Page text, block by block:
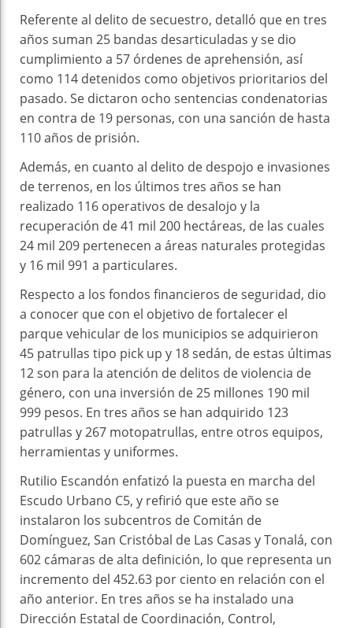
Referente al delito de secuestro, detalló que en tres
años suman 25 bandas desarticuladas y se dio
cumplimiento a 57 órdenes de aprehensión, así
como 114 detenidos como objetivos prioritarios del
pasado. Se dictaron ocho sentencias condenatorias
en contra de 19 personas, con una sanción de hasta
110 años de prisión.
Además, en cuanto al delito de despojo e invasiones
de terrenos, en los últimos tres años se han
realizado 116 operativos de desalojo y la
recuperación de 41 mil 200 hectáreas, de las cuales
24 mil 209 pertenecen a áreas naturales protegidas
y 16 mil 991 a particulares.
Respecto a los fondos financieros de seguridad, dio
a conocer que con el objetivo de fortalecer el
parque vehicular de los municipios se adquirieron
45 patrullas tipo pick up y 18 sedán, de estas últimas
12 son para la atención de delitos de violencia de
género, con una inversión de 25 millones 190 mil
999 pesos. En tres años se han adquirido 123
patrullas y 267 motopatrullas, entre otros equipos,
herramientas y uniformes.
Rutilio Escandón enfatizó la puesta en marcha del
Escudo Urbano C5, y refirió que este año se
instalaron los subcentros de Comitán de
Domínguez, San Cristóbal de Las Casas y Tonalá, con
602 cámaras de alta definición, lo que representa un
incremento del 452.63 por ciento en relación con el
año anterior. En tres años se ha instalado una
Dirección Estatal de Coordinación, Control,